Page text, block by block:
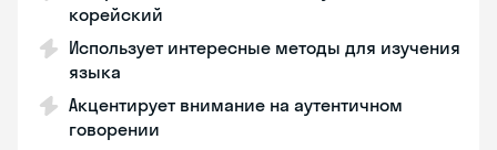
корейский
Использует интересные методы для изучения
языка
Акцентирует внимание на аутентичном
говорении